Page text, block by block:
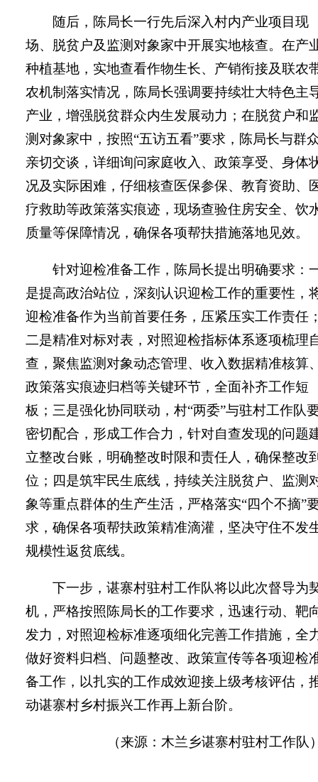
随后，陈局长一行先后深入村内产业项目现
场、脱贫户及监测对象家中开展实地核查。在产
种植基地，实地查看作物生长、产销衔接及联农
农机制落实情况， 陈局长强调要持续壮大特色主
产业，增强脱贫群众内生发展动力；在脱贫户和
测对象家中，按照“五访五看”要求， 陈局长与群
亲切交谈，详细询问家庭收入、政策享受、身体
况及实际困难，仔细核查医保参保、教育资助、
疗救助等政策落实痕迹，现场查验住房安全、饮
质量等保障情况，确保各项帮扶措施落地见效。
针对迎检准备工作，陈局长提出明确要求：
是提高政治站位，深刻认识迎检工作的重要性，
迎检准备作为当前首要任务，压紧压实工作责任
二是精准对标对表，对照迎检指标体系逐项梳理
查，聚焦监测对象动态管理、收入数据精准核算
政策落实痕迹归档等关键环节，全面补齐工作短
板；三是强化协同联动，村“两委”与驻村工作队
密切配合，形成工作合力，针对自查发现的问题
立整改台账，明确整改时限和责任人，确保整改
位；四是筑牢民生底线，持续关注脱贫户、监测
象等重点群体的生产生活，严格落实“四个不摘”
求，确保各项帮扶政策精准滴灌，坚决守住不发
规模性返贫底线。
下一步，谌寨村驻村工作队将以此次督导为
机，严格按照陈局长的工作要求，迅速行动、靶
发力，对照迎检标准逐项细化完善工作措施，全
做好资料归档、问题整改、政策宣传等各项迎检
备工作，以扎实的工作成效迎接上级考核评估，
动谌寨村乡村振兴工作再上新台阶。
（来源：木兰乡谌寨村驻村工作队